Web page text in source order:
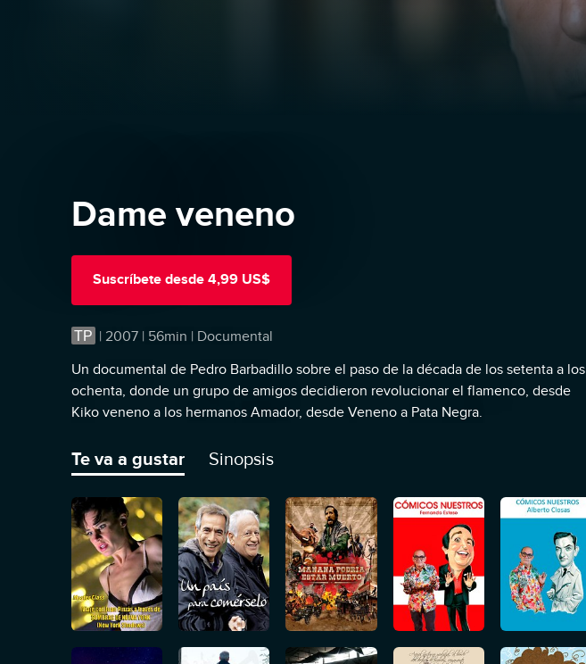
Dame veneno
Suscríbete desde 4,99 US$
TP | 2007 | 56min | Documental
Un documental de Pedro Barbadillo sobre el paso de la década de los setenta a los
ochenta, donde un grupo de amigos decidieron revolucionar el flamenco, desde
Kiko veneno a los hermanos Amador, desde Veneno a Pata Negra.
Te va a gustar Sinopsis